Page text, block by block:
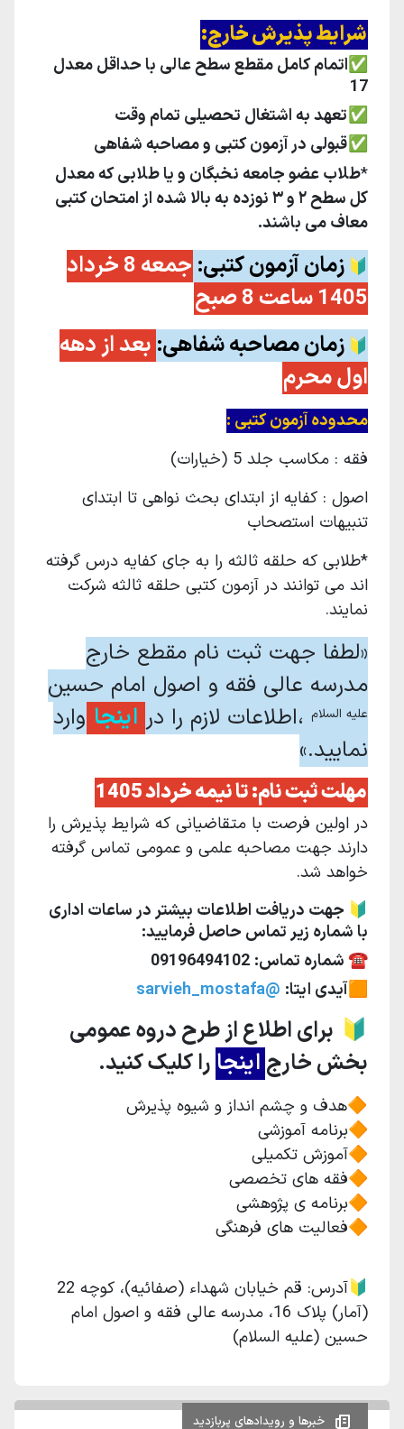
خبرها و رویدادهای پربازدید
شرایط پذیرش خارج:
✅اتمام کامل مقطع سطح عالی با حداقل معدل
17
✅تعهد به اشتغال تحصیلی تمام وقت
✅قبولی در آزمون کتبی و مصاحبه شفاهی
*طلابعضوجامعهنخبگان ویا طلابی که معدل
کل سطح ۲ و ۳ نوزده به بالا شده از امتحان کتبی
معاف می باشند.
🔰 زمان آزمون کتبی:
جمعه 8 خرداد
1405 ساعت 8 صبح
🔰 زمان مصاحبه شفاهی: بعد از دهه
اول محرم
محدوده آزمون کتبی :
فقه : مکاسب جلد 5 (خیارات)
اصول : کفایه از ابتدای بحث نواهی تا ابتدای
تنبیهات استصحاب
*طلابی که حلقه ثالثه را به جای کفایه درس گرفته
اند می توانند در آزمون کتبی حلقه ثالثه شرکت
نمایند.
«لطفا جهت ثبت نام مقطع خارج
مدرسه عالی فقه و اصول امام حسین
علیه السلام ،اطلاعات لازم را در اینجا وارد
نمایید.»
مهلت ثبت نام: تا نیمه خرداد 1405
در اولین فرصت با متقاضیانی که شرایط پذیرش را
دارند جهت مصاحبه علمی و عمومی تماس گرفته
خواهد شد.
🔰 جهت دریافت اطلاعات بیشتر در ساعات اداری
با شماره زیر تماس حاصل فرمایید:
☎️ شماره تماس: 09196494102
🟧آیدی ایتا: @sarvieh_mostafa
🔰 برای اطلاع از طرح دروه عمومی
بخش خارج اینجا را کلیک کنید.
🔶هدف و چشم انداز و شیوه پذیرش
🔶برنامه آموزشی
🔶آموزش تکمیلی
🔶فقه های تخصصی
🔶برنامه ی پژوهشی
🔶فعالیت های فرهنگی
🔰آدرس: قم خیابان شهداء (صفائیه)، کوچه 22
(آمار) پلاک 16، مدرسه عالی فقه و اصول امام
حسین (علیه السلام)